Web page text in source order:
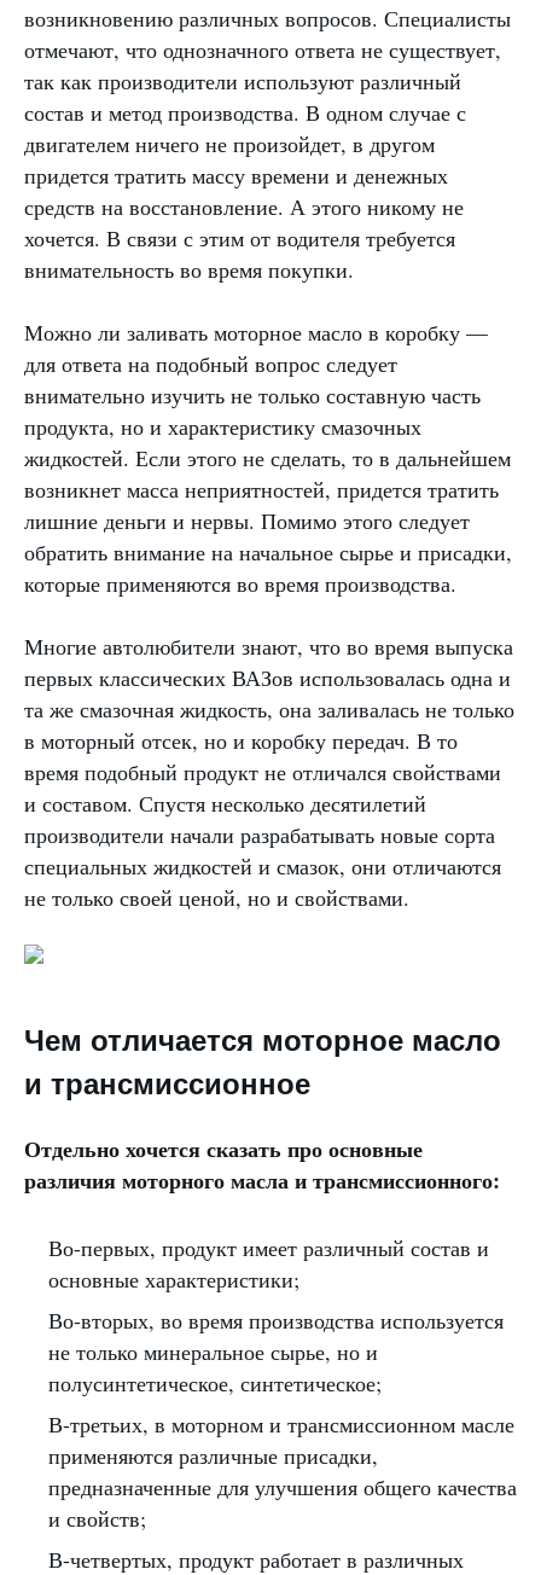
возникновению различных вопросов. Специалисты
отмечают, что однозначного ответа не существует,
так как производители используют различный
состав и метод производства. В одном случае с
двигателем ничего не произойдет, в другом
придется тратить массу времени и денежных
средств на восстановление. А этого никому не
хочется. В связи с этим от водителя требуется
внимательность во время покупки.
Можно ли заливать моторное масло в коробку —
для ответа на подобный вопрос следует
внимательно изучить не только составную часть
продукта, но и характеристику смазочных
жидкостей. Если этого не сделать, то в дальнейшем
возникнет масса неприятностей, придется тратить
лишние деньги и нервы. Помимо этого следует
обратить внимание на начальное сырье и присадки,
которые применяются во время производства.
Многие автолюбители знают, что во время выпуска
первых классических ВАЗов использовалась одна и
та же смазочная жидкость, она заливалась не только
в моторный отсек, но и коробку передач. В то
время подобный продукт не отличался свойствами
и составом. Спустя несколько десятилетий
производители начали разрабатывать новые сорта
специальных жидкостей и смазок, они отличаются
не только своей ценой, но и свойствами.
Чем отличается моторное масло
и трансмиссионное
Отдельно хочется сказать про основные
различия моторного масла и трансмиссионного:
Во-первых, продукт имеет различный состав и
основные характеристики;
Во-вторых, во время производства используется
не только минеральное сырье, но и
полусинтетическое, синтетическое;
В-третьих, в моторном и трансмиссионном масле
применяются различные присадки,
предназначенные для улучшения общего качества
и свойств;
В-четвертых, продукт работает в различных